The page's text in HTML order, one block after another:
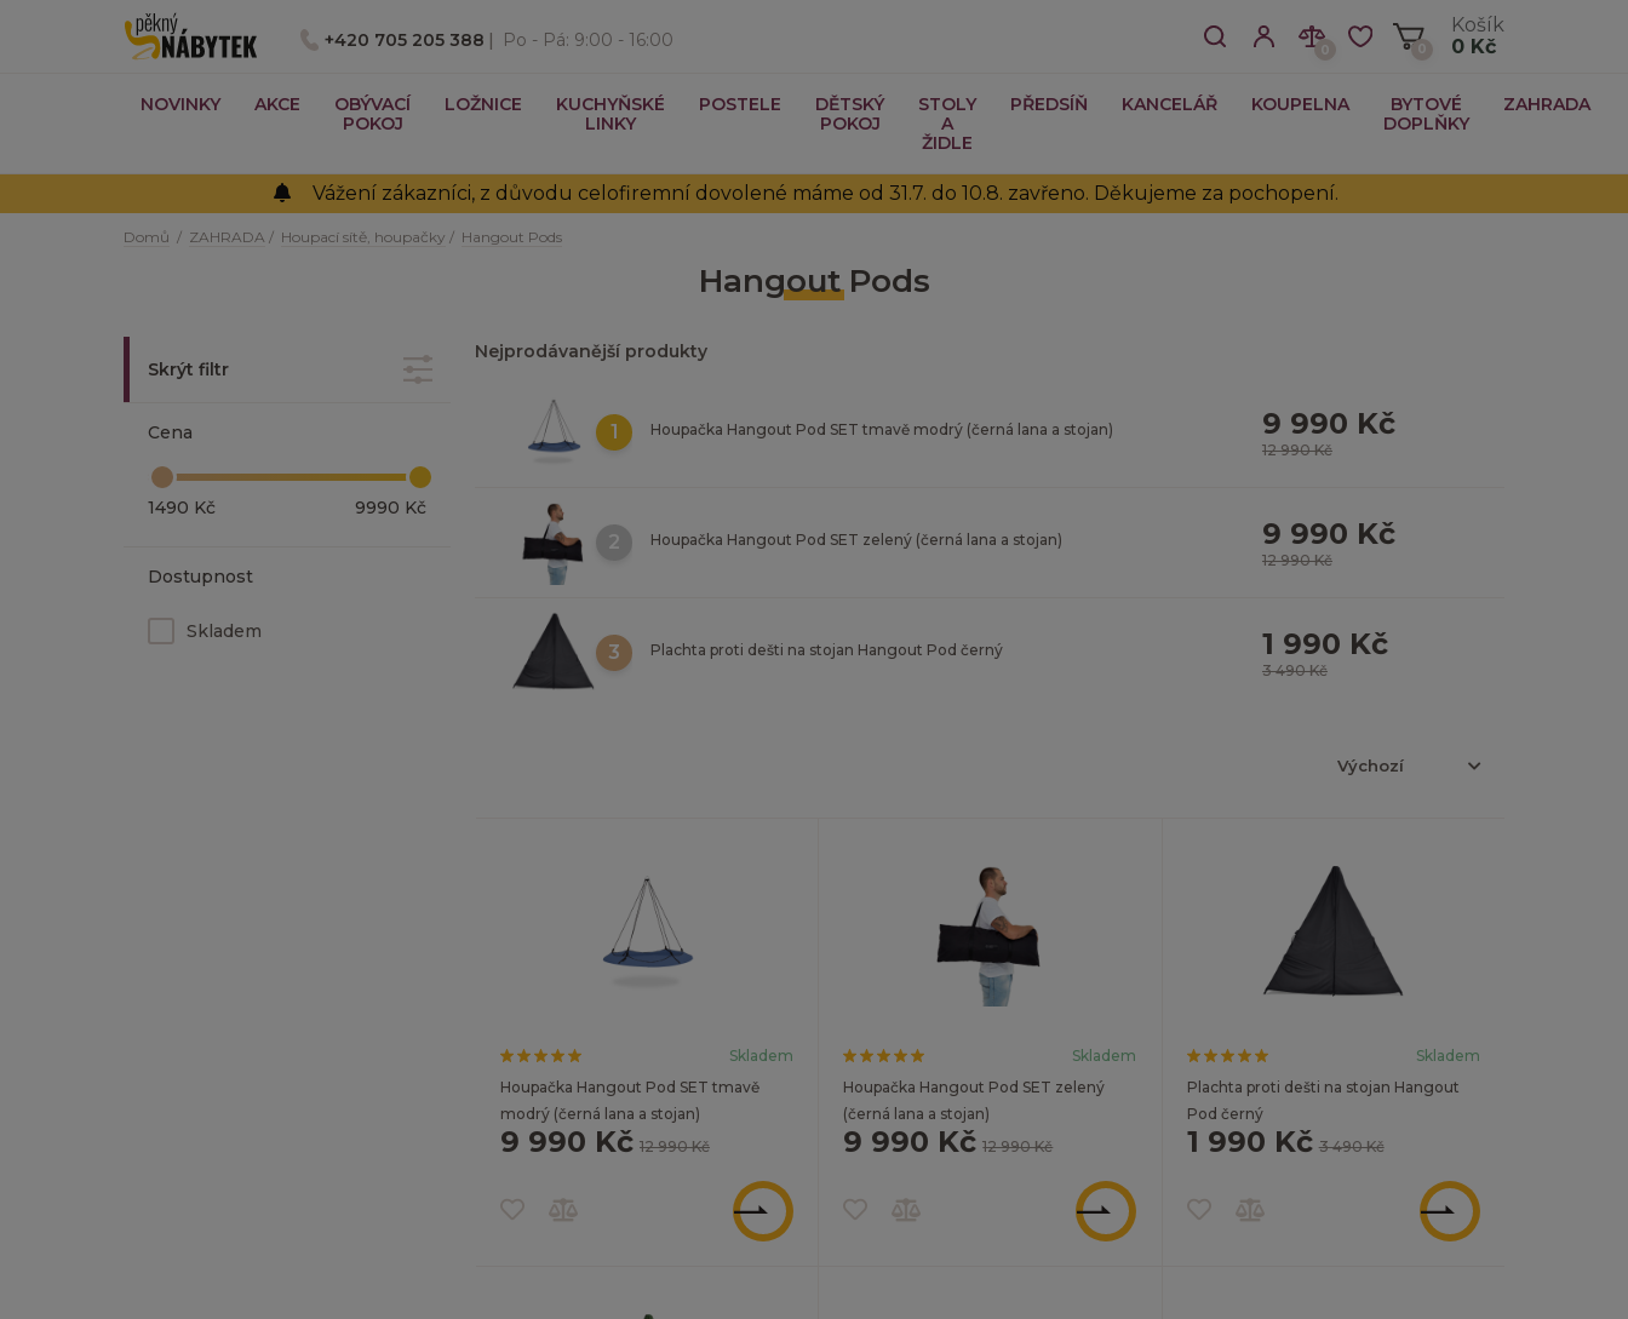
+420 705 205 388 | Po - Pá: 9:00 - 16:00 0
Košík
0 Kč
0
NOVINKY AKCE
OBÝVACÍ
POKOJ
LOŽNICE
KUCHYŇSKÉ
LINKY
POSTELE
DĚTSKÝ
POKOJ
STOLY
A
ŽIDLE
PŘEDSÍŇ KANCELÁŘ KOUPELNA
BYTOVÉ
DOPLŇKY
ZAHRADA
Vážení zákazníci, z důvodu celofiremní dovolené máme od 31.7. do 10.8. zavřeno. Děkujeme za pochopení.
Domů / ZAHRADA / Houpací sítě, houpačky / Hangout Pods
Hangout Pods
Skrýt filtr
Cena
1490 Kč 9990 Kč
Dostupnost
Skladem
Nejprodávanější produkty
1 Houpačka Hangout Pod SET tmavě modrý (černá lana a stojan) 9 990 Kč
12 990 Kč
2 Houpačka Hangout Pod SET zelený (černá lana a stojan) 9 990 Kč
12 990 Kč
3 Plachta proti dešti na stojan Hangout Pod černý 1 990 Kč
3 490 Kč
Skladem
Houpačka Hangout Pod SET tmavě
modrý (černá lana a stojan)
9 990 Kč 12 990 Kč
ZOBRAZIT
Skladem
Houpačka Hangout Pod SET zelený
(černá lana a stojan)
9 990 Kč 12 990 Kč
ZOBRAZIT
Skladem
Plachta proti dešti na stojan Hangout
Pod černý
1 990 Kč 3 490 Kč
ZOBRAZIT